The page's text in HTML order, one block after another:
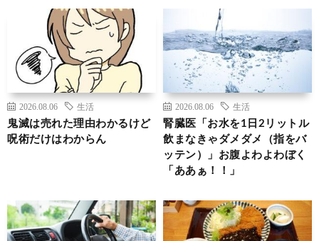
2026.08.06 生活
鬼滅は売れた理由わかるけど
2026.08.06 生活
腎臓医「お水を1日2リットル
飲まなきゃダメダメ（指をバ
ッテン）」お腹よわよわぼく